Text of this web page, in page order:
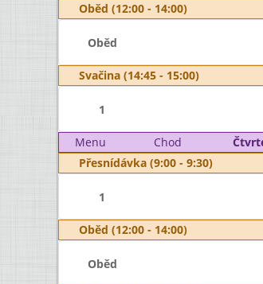
Oběd (12:00 - 14:00)
Oběd
Svačina (14:45 - 15:00)
1
Menu Chod
Přesnídávka (9:00 - 9:30)
1
Oběd (12:00 - 14:00)
Oběd